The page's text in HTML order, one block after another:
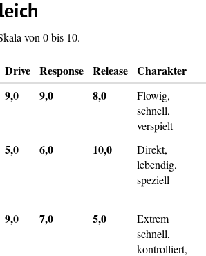
von 0 bis 10.
Drive Response Release Charakter
9,0 9,0 8,0
Flowig,
schnell,
verspielt
5,0 6,0 10,0
Direkt,
lebendig,
speziell
9,0 7,0 5,0
Extrem
schnell,
kontrolliert,